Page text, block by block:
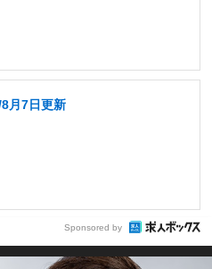
月7日更新
Sponsored by